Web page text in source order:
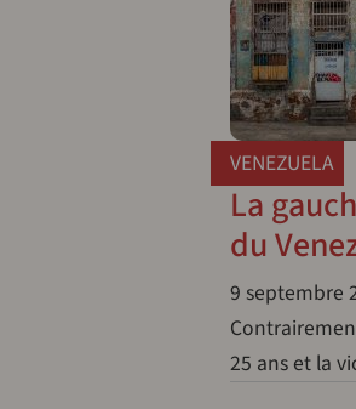
VENEZUELA
La
du
9 septembre
25 ans et la